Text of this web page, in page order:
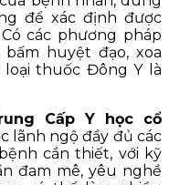
để xác định được
các phương pháp
huyệt đạo, xoa
thuốc Đông Y là
Cấp Y học cổ
lãnh ngộ đầy đủ các
cần thiết, với kỹ
đam mê, yêu nghề